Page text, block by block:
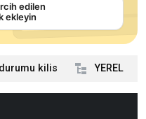
edilen
ekleyin
kilis YEREL